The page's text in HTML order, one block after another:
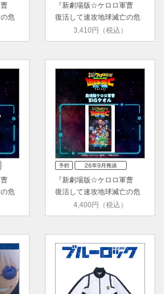
曹
危
『新劇場版☆ケロロ軍曹
復活して速攻地球滅亡の危
機で…3,410円（税込）
曹
危
『新劇場版☆ケロロ軍曹
復活して速攻地球滅亡の危
機で…4,400円（税込）